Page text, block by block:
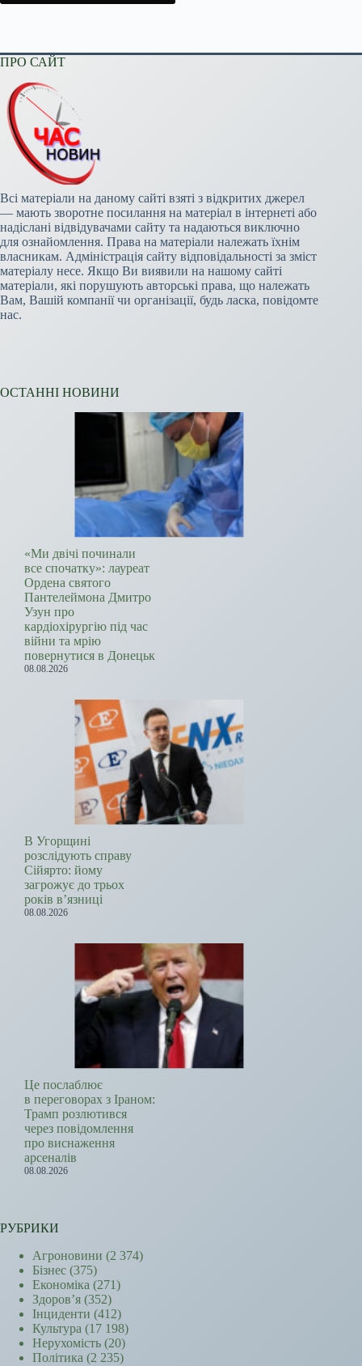
ПРО САЙТ
Всі матеріали на даному сайті взяті з відкритих джерел
— мають зворотне посилання на матеріал в інтернеті або
надіслані відвідувачами сайту та надаються виключно
для ознайомлення. Права на матеріали належать їхнім
власникам. Адміністрація сайту відповідальності за зміст
матеріалу несе. Якщо Ви виявили на нашому сайті
матеріали, які порушують авторські права, що належать
Вам, Вашій компанії чи організації, будь ласка, повідомте
нас.
ОСТАННІ НОВИНИ
«Ми двічі починали
все спочатку»: лауреат
Ордена святого
Пантелеймона Дмитро
Узун про
кардіохірургію під час
війни та мрію
повернутися в Донецьк
08.08.2026
В Угорщині
розслідують справу
Сійярто: йому
загрожує до трьох
років в’язниці
08.08.2026
Це послаблює
в переговорах з Іраном:
Трамп розлютився
через повідомлення
про виснаження
арсеналів
08.08.2026
РУБРИКИ
Агроновини (2 374)
Бізнес (375)
Економіка (271)
Здоров’я (352)
Інциденти (412)
Культура (17 198)
Нерухомість (20)
Політика (2 235)